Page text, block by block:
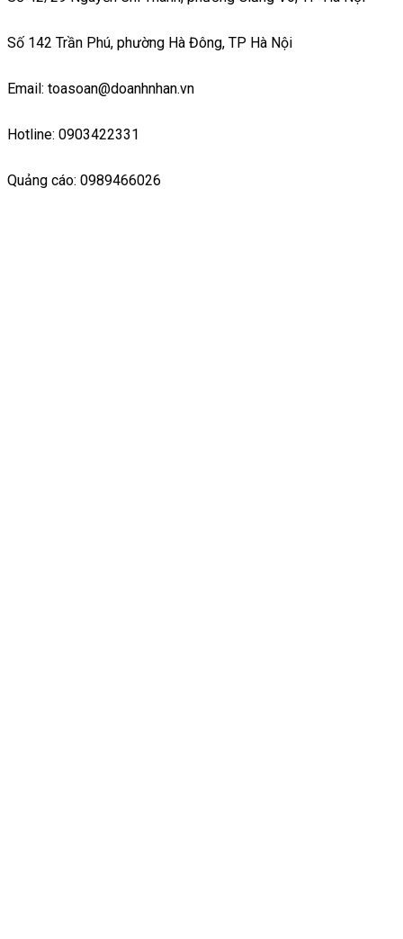
Số 142 Trần Phú, phường Hà Đông, TP Hà Nội
Email: toasoan@doanhnhan.vn
Hotline: 0903422331
Quảng cáo: 0989466026